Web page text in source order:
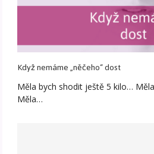
Když nemáme „něčeho“ dost
Měla bych shodit ještě 5 kilo…
Měla…